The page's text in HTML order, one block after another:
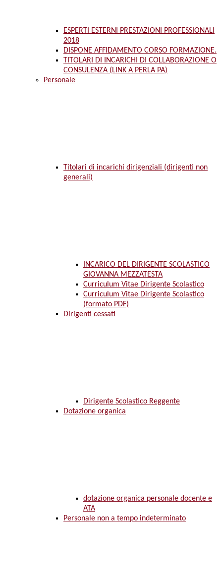
ESPERTI ESTERNI PRESTAZIONI PROFESSIONALI
2018
DISPONE AFFIDAMENTO CORSO FORMAZIONE.
TITOLARI DI INCARICHI DI COLLABORAZIONE O
CONSULENZA (LINK A PERLA PA)
Personale
Titolari di incarichi dirigenziali (dirigenti non
generali)
INCARICO DEL DIRIGENTE SCOLASTICO
GIOVANNA MEZZATESTA
Curriculum Vitae Dirigente Scolastico
Curriculum Vitae Dirigente Scolastico
(formato PDF)
Dirigenti cessati
Dirigente Scolastico Reggente
Dotazione organica
dotazione organica personale docente e
ATA
Personale non a tempo indeterminato